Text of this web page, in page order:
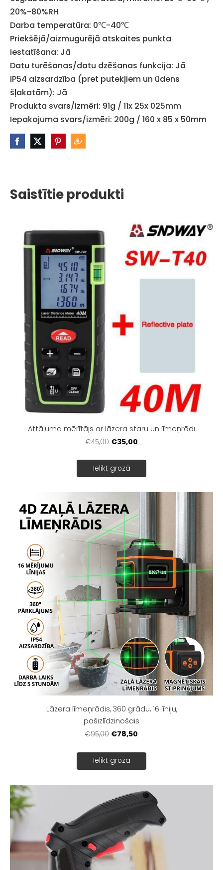
20%-80%RH
Darba temperatūra: 0℃-40℃
Priekšējā/aizmugurējā atskaites punkta
iestatīšana: Jā
Datu turēšanas/datu dzēšanas funkcija: Jā
IP54 aizsardzība (pret putekļiem un ūdens
šļakatām): Jā
Produkta svars/izmēri: 91g / 11x 25x 025mm
Iepakojuma svars/izmēri: 200g / 160 x 85 x 50mm
Saistītie produkti
Attāluma mērītājs ar lāzera staru un līmeņrādi
€45,00 €35,00
Ielikt grozā
Lāzera līmeņrādis, 360 grādu, 16 līniju,
pašizlīdzinošais
€95,00 €78,50
Ielikt grozā